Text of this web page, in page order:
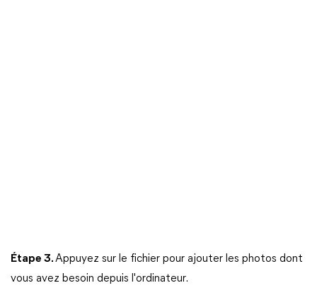
Étape 3.Appuyez sur le fichier pour ajouter les photos dont
vous avez besoin depuis l'ordinateur.